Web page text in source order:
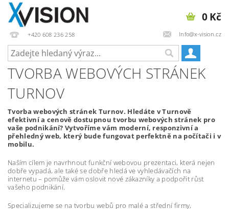
+420 608 236 258 Info@x-vision.cz
0 Kč
TVORBA WEBOVÝCH STRÁNEK
TURNOV
Tvorba webových stránek Turnov. Hledáte v Turnově
efektivní a cenově dostupnou tvorbu webových stránek pro
vaše podnikání? Vytvoříme vám moderní, responzivní a
přehledný web, který bude fungovat perfektně na počítači i v
mobilu.
Naším cílem je navrhnout funkční webovou prezentaci, která nejen
dobře vypadá, ale také se dobře hledá ve vyhledávačích na
internetu – pomůže vám oslovit nové zákazníky a podpořit růst
vašeho podnikání.
Specializujeme se na tvorbu webů pro malé a střední firmy,